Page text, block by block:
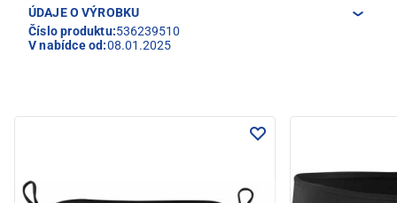
ÚDAJE O VÝROBKU
Číslo produktu:536239510
V nabídce od:08.01.2025